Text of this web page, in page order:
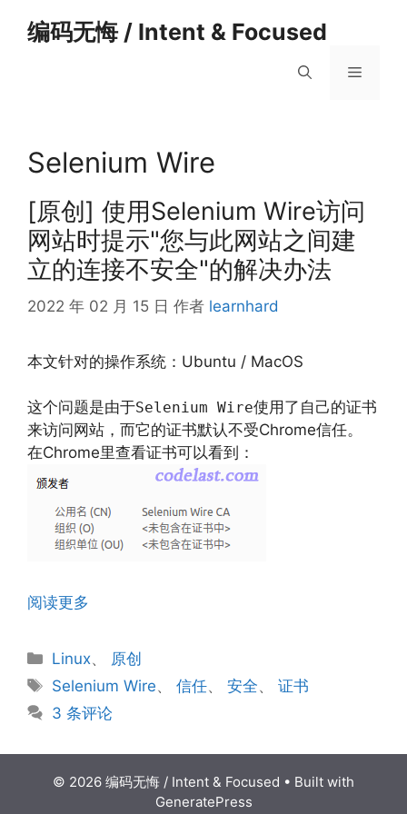
编码无悔 / Intent & Focused
菜
Selenium Wire
[原创] 使用Selenium Wire访问
网站时提示"您与此网站之间建
立的连接不安全"的解决办法
2022 年 02 月 15 日 作者 learnhard
本文针对的操作系统：Ubuntu / MacOS
这个问题是由于Selenium Wire使用了自己的证书
来访问网站，而它的证书默认不受Chrome信任。
在Chrome里查看证书可以看到：
阅读更多
分
类
Linux、 原创
标
签
Selenium Wire、信任、安全、证书
3 条评论
© 2026 编码无悔 / Intent & Focused • Built with
GeneratePress